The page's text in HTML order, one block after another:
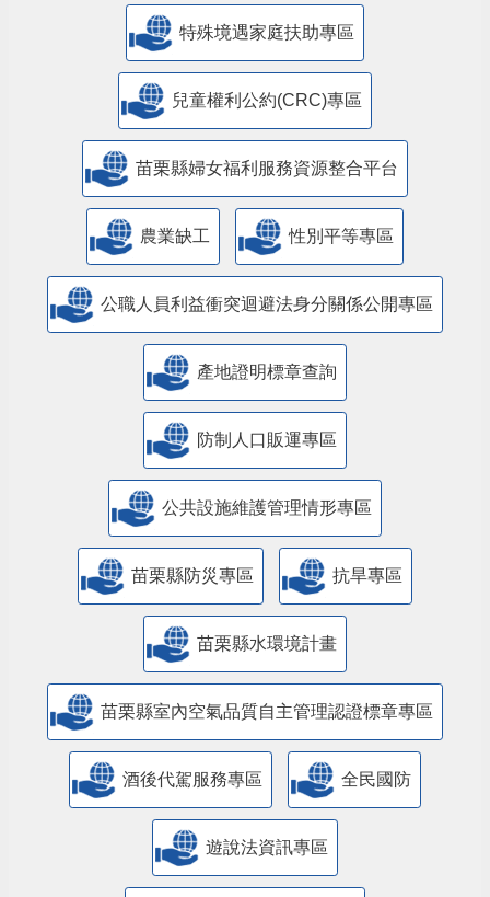
特殊境遇家庭扶助專區
兒童權利公約(CRC)專區
苗栗縣婦女福利服務資源整合平台
農業缺工 性別平等專區
公職人員利益衝突迴避法身分關係公開專區
產地證明標章查詢
防制人口販運專區
​公共設施維護管理情形專區
苗栗縣防災專區 抗旱專區
苗栗縣水環境計畫
苗栗縣室內空氣品質自主管理認證標章專區
酒後代駕服務專區 全民國防
遊說法資訊專區